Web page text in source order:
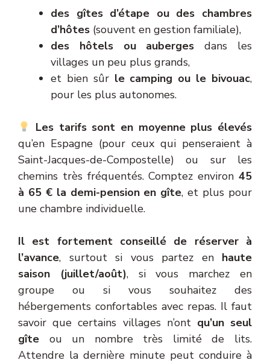
des gîtes d’étape ou des chambres
d’hôtes (souvent en gestion familiale),
des hôtels ou auberges dans les
villages un peu plus grands,
et bien sûr le camping ou le bivouac,
pour les plus autonomes.
Les tarifs sont en moyenne plus élevés
qu’en Espagne (pour ceux qui penseraient à
Saint-Jacques-de-Compostelle) ou sur les
chemins très fréquentés. Comptez environ 45
à 65 € la demi-pension en gîte, et plus pour
une chambre individuelle.
Il est fortement conseillé de réserver à
l’avance, surtout si vous partez en haute
saison (juillet/août), si vous marchez en
groupe ou si vous souhaitez des
hébergements confortables avec repas. Il faut
savoir que certains villages n’ont qu’un seul
gîte ou un nombre très limité de lits.
Attendre la dernière minute peut conduire à